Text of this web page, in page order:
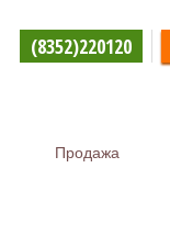
(8352)220120
Продажа